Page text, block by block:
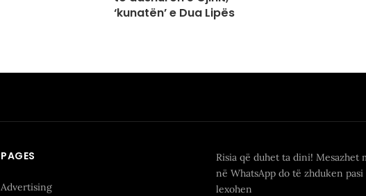
‘kunatën’ e Dua Lipës
PAGES
Advertising
Risia që duhet ta dini! Mesazhet
në WhatsApp do të zhduken pasi
lexohen